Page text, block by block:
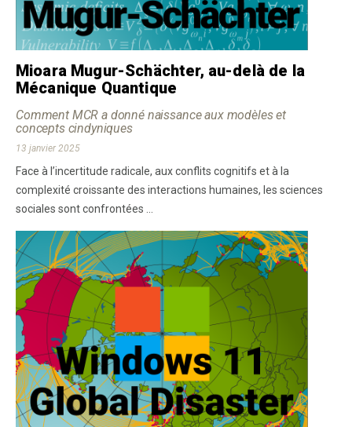
Mioara Mugur-Schächter, au-delà de la
Mécanique Quantique
Comment MCR a donné naissance aux modèles et
concepts cindyniques
13 janvier 2025
Face à l’incertitude radicale, aux conflits cognitifs et à la
complexité croissante des interactions humaines, les sciences
sociales sont confrontées ...